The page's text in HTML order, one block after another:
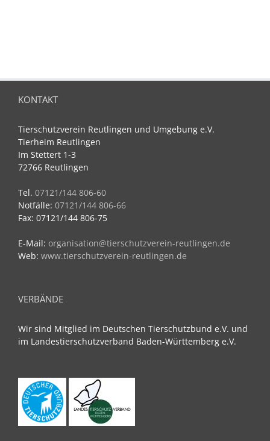
KONTAKT
Tierschutzverein Reutlingen und Umgebung e.V.
Tierheim Reutlingen
Im Stettert 1-3
72766 Reutlingen
Tel. 07121/144 806-60
Notfälle: 07121/144 806-66
Fax: 07121/144 806-75
E-Mail: organisation@tierschutzverein-reutlingen.de
Web: www.tierschutzverein-reutlingen.de
VERBÄNDE
Wir sind Mitglied im Deutschen Tierschutzbund e.V. und
im Landestierschutzverband Baden-Württemberg e.V.